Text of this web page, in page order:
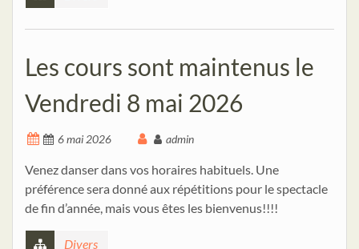
Les cours sont maintenus le
Vendredi 8 mai 2026
6 mai 2026 admin
Venez danser dans vos horaires habituels. Une
préférence sera donné aux répétitions pour le spectacle
de fin d’année, mais vous êtes les bienvenus!!!!
Divers